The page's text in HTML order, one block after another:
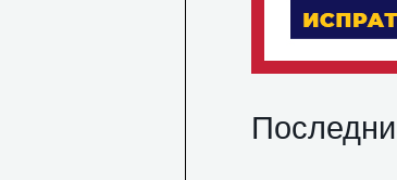
Последни